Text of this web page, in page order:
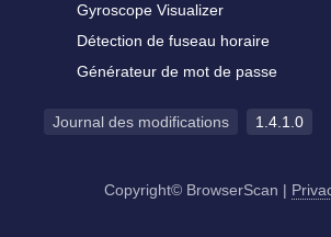
Gyroscope Visualizer
Détection de fuseau horaire
Générateur de mot de passe
Journal des modifications 1.4.1.0
Copyright© BrowserScan |